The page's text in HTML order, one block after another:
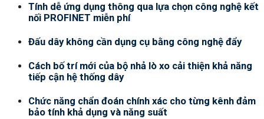
Tính dễ ứng dụng thông qua lựa chọn công nghệ kết
nối PROFINET miễn phí
Đấu dây không cần dụng cụ bằng công nghệ đẩy
Cách bố trí mới của bộ nhả lò xo cải thiện khả năng
tiếp cận hệ thống dây
Chức năng chẩn đoán chính xác cho từng kênh đảm
bảo tính khả dụng và năng suất